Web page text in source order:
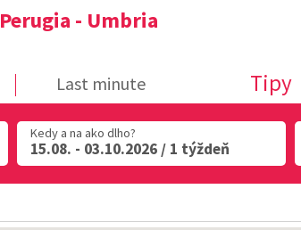
Perugia - Umbria
Last minute Tipy
Kedy a na ako dlho?
15.08. - 03.10.2026 / 1 týždeň